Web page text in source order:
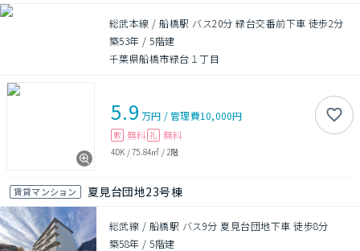
総武本線 / 船橋駅 バス20分 緑台交番前下車 徒歩2分
築53年 /5階建
千葉県船橋市緑台１丁目
5.9 万円 /管理費10,000円
敷 無料 礼 無料
4DK /75.84㎡ / 2階
賃貸マンション 夏見台団地23号棟
総武線 / 船橋駅 バス9分 夏見台団地下車 徒歩8分
築58年 /5階建